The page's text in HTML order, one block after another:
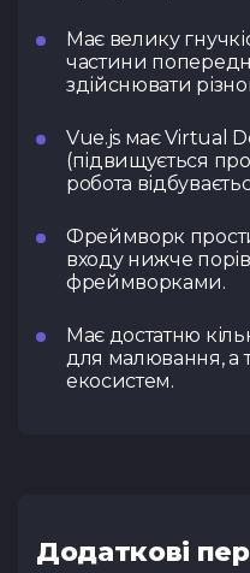
Має велику
частини
здійснювати
Vue.js має Virtual
(підвищується
робота
Фреймворк
входу нижче
фреймворками.
Має достатню
для малювання, а
екосистем.
Додаткові